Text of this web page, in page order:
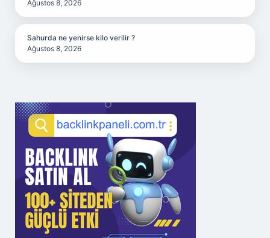
Ağustos 8, 2026
Sahurda ne yenirse kilo verilir ?
Ağustos 8, 2026